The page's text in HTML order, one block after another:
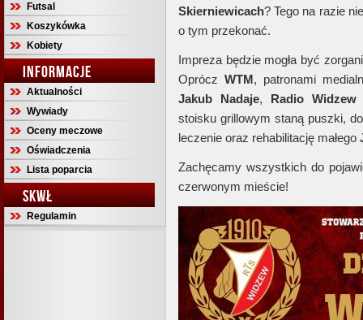
Futsal
Koszykówka
Kobiety
INFORMACJE
Aktualności
Wywiady
Oceny meczowe
Oświadczenia
Lista poparcia
SKWŁ
Regulamin
Skierniewicach? Tego na razie
o tym przekonać.
Impreza będzie mogła być
OpróczWTM, patronami
Jakub Nadaje, Radio
stoisku grillowym staną puszki,
leczenie oraz rehabilitację małego
Zachęcamy wszystkich do
czerwonym mieście!